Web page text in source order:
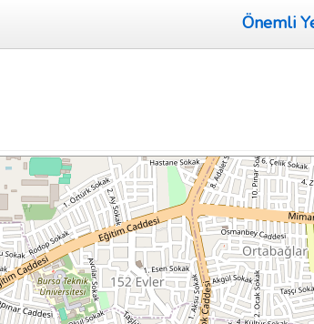
Önemli